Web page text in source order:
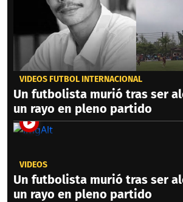
VIDEOS FÚTBOL INTERNACIONAL
Un futbolista murió tras ser
un rayo en pleno partido
VIDEOS
Un futbolista murió tras ser
un rayo en pleno partido